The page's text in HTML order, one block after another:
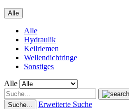
Alle
Alle
Hydraulik
Keilriemen
Wellendichtringe
Sonstiges
Alle
Suche... Erweiterte Suche